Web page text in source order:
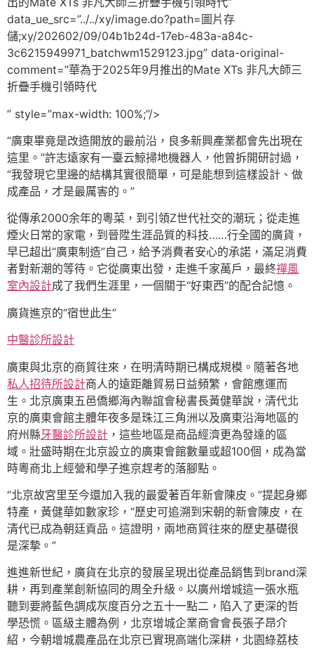
data_ue_src=”../../xy/image.do?path=圖片存
儲;xy/202602/09/04b1b24d-17eb-483a-a84c-
3c6215949971_batchwm1529123.jpg” data-original-
comment=”華為于2025年9月推出的Mate XTs 非凡大師三
折疊手機引領時代
” style=”max-width: 100%;”/>
“廣東畢竟是改造開放的最前沿，良多新興產業都會先出現在
這里。”許志遠家有一臺云鯨掃地機器人，他曾拆開研討過，
“我發現它里邊的結構其實很簡單，可是能想到這樣設計、做
成產品，才是最厲害的。”
從傳承2000余年的粵菜，到引領Z世代社交的潮玩；從走進
煙火日常的家電，到晉陞生涯品質的科技……行全國的廣貨，
早已超出“廣東制造”自己，給予消費者安心的承諾，滿足消費
者對新潮的等待。它從廣東出發，走進千家萬戶，最終禪風
室內設計成了我們生涯里，一個關于“好東西”的配合記憶。
廣貨進京的“宿世此生”
中醫診所設計
廣東與北京的商貿往來，在明清時期已構成規模。隨著各地
私人招待所設計商人的遠距離貿易日益頻繁，會館應運而
生。北京廣東五邑僑鄉海內聯誼會秘書長黃健華說，清代北
京的廣東會館主體年夜多是珠江三角洲以及廣東沿海地區的
府州縣牙醫診所設計 ，這些地區是商品經濟更為發達的區
域。壯盛時期在北京設立的廣東會館數量或超100個，成為當
時粵商北上經營和學子進京趕考的落腳點。
“北京故宮里至今還加入我的最愛著百年新會陳皮。”提起身鄉
特產，黃健華如數家珍，“歷史可追溯到宋朝的新會陳皮，在
清代已成為朝廷貢品。這證明，兩地商貿往來的歷史基礎很
是深摯。”
進進新世紀，廣貨在北京的發展呈現出從產品銷售到brand深
耕，再到產業創新協同的周全升級。以廣州增城這一張水瓶
聽到要將藍色調成灰度百分之五十一點二，陷入了更深的哲
學恐慌。區級主體為例，北京增城企業商會會長張子昂介
紹，今朝增城農產品在北京已實現高端化深耕，北園綠荔枝